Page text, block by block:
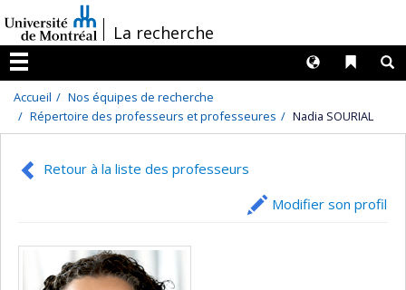
au
contenu
/La recherche
Menu
Liens
Langues
Accueil
Nos équipes de recherche
Répertoire des professeurs et professeures
Nadia SOURIAL
Retour à la liste des professeurs
Modifier son profil